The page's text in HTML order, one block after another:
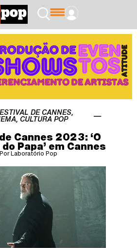
DE CANNES
CULTURA POP
Cannes 2023: ‘O
Papa’ em Cannes
Por Laboratório Pop